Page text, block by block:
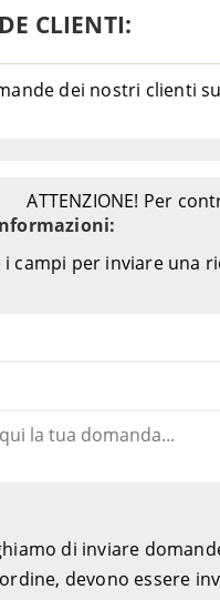
CLIENTI:
dei nostri clienti
ATTENZIONE! Per
campi per inviare una
di inviare
devono essere